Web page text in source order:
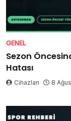
GENEL
Sezon
Hatası
Cihazları 8